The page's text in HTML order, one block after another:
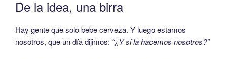
De la idea, una birra
Hay gente que solo bebe cerveza. Y luego estamos
nosotros, que un día dijimos: “¿Y si la hacemos nosotros?”